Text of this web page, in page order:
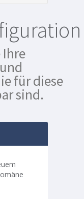
für diese
sind.